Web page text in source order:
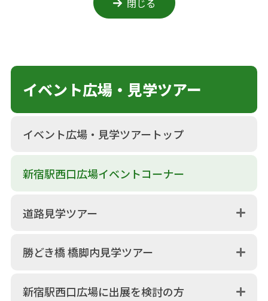
イベント広場・見学ツアー
イベント広場・見学ツアートップ
新宿駅西口広場イベントコーナー
道路見学ツアー
勝どき橋 橋脚内見学ツアー
新宿駅西口広場に出展を検討の方